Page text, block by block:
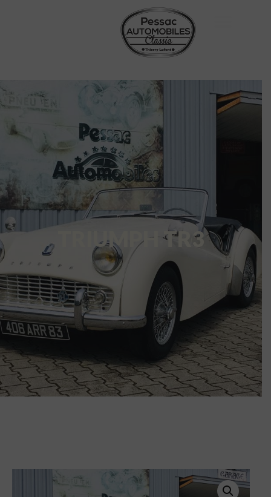
TRIUMPH TR3